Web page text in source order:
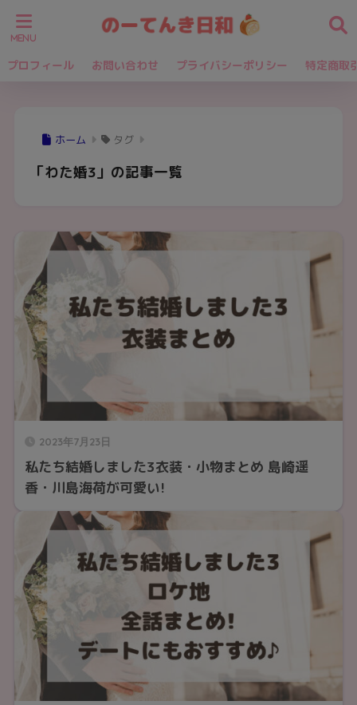
プロフィール お問い合わせ プライバシーポリシー 特定商取
ホーム タグ
「わた婚3」の記事一覧
2023年7月23日
私たち結婚しました3衣装・小物まとめ 島崎遥
香・川島海荷が可愛い!